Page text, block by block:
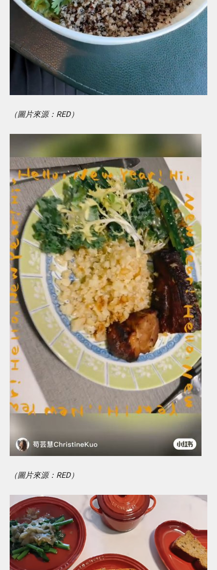
（圖片來源：RED）
（圖片來源：RED）